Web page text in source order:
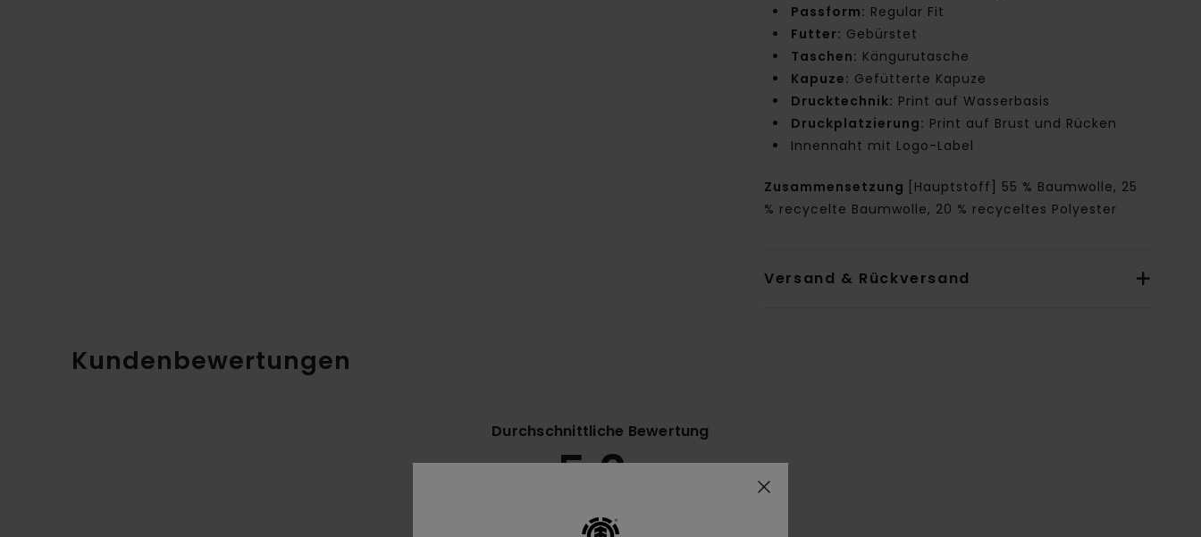
Passform: Regular Fit
Futter: Gebürstet
Taschen: Kängurutasche
Kapuze: Gefütterte Kapuze
Drucktechnik: Print auf Wasserbasis
Druckplatzierung: Print auf Brust und Rücken
Innennaht mit Logo-Label
Zusammensetzung
[Hauptstoff] 55 % Baumwolle, 25
% recycelte Baumwolle, 20 % recyceltes Polyester
Versand & Rückversand
Kundenbewertungen
Durchschnittliche Bewertung
5.0